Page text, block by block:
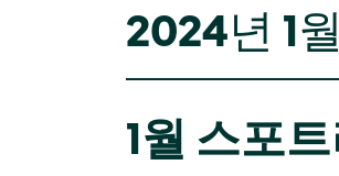
2024년 1
1월 스포